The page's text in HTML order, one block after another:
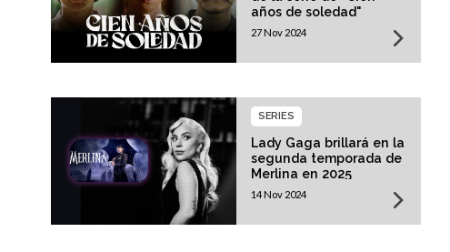
años de soledad"
27 Nov 2024
Lady Gaga brillará en la
segunda temporada de
Merlina en 2025
SERIES
14 Nov 2024